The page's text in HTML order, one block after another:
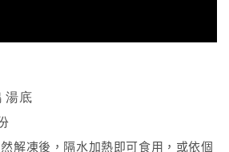
湯底
解凍後，隔水加熱即可食用，或依個